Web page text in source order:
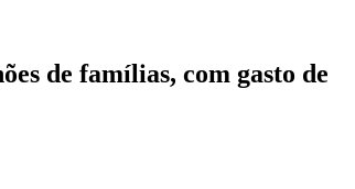
de famílias, com gasto de